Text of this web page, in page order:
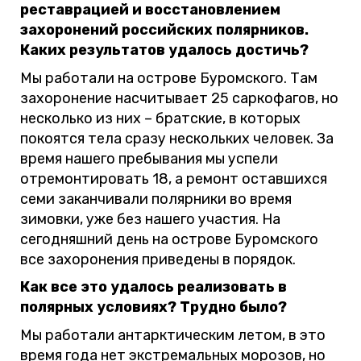
реставрацией и восстановлением
захоронений российских полярников.
Каких результатов удалось достичь?
Мы работали на острове Буромского. Там
захоронение насчитывает 25 саркофагов, но
несколько из них – братские, в которых
покоятся тела сразу нескольких человек. За
время нашего пребывания мы успели
отремонтировать 18, а ремонт оставшихся
семи заканчивали полярники во время
зимовки, уже без нашего участия. На
сегодняшний день на острове Буромского
все захоронения приведены в порядок.
Как все это удалось реализовать в
полярных условиях? Трудно было?
Мы работали антарктическим летом, в это
время года нет экстремальных морозов, но